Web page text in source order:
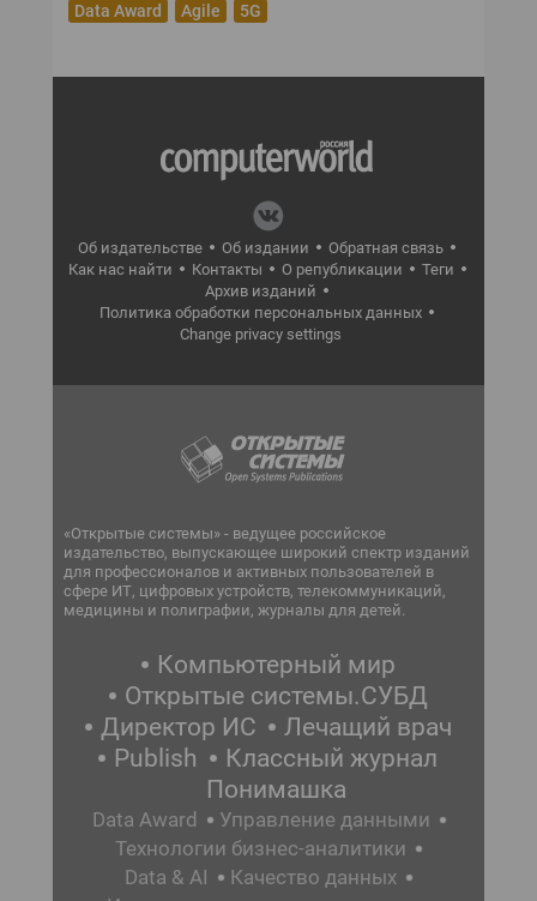
Data Award
Agile 5G
Об издательстве Об издании
Обратная связь
Как нас найти
Контакты О републикации
Теги
Архив изданий
Политика обработки персональных данных
Change privacy settings
«Открытые системы» - ведущее российское
издательство, выпускающее широкий спектр изданий
для профессионалов и активных пользователей в
сфере ИТ, цифровых устройств, телекоммуникаций,
медицины и полиграфии, журналы для детей.
Компьютерный мир
Открытые системы.СУБД
Директор ИС
Лечащий врач
Publish
Классный журнал
Понимашка
Data Award
Управление данными
Технологии бизнес-аналитики
Data & AI
Качество данных